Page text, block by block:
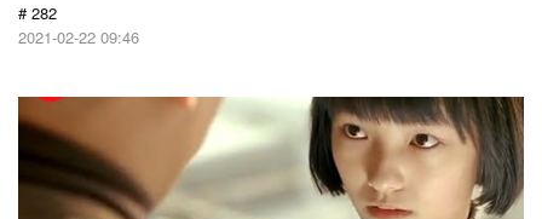
# 282
2021-02-22 09:46